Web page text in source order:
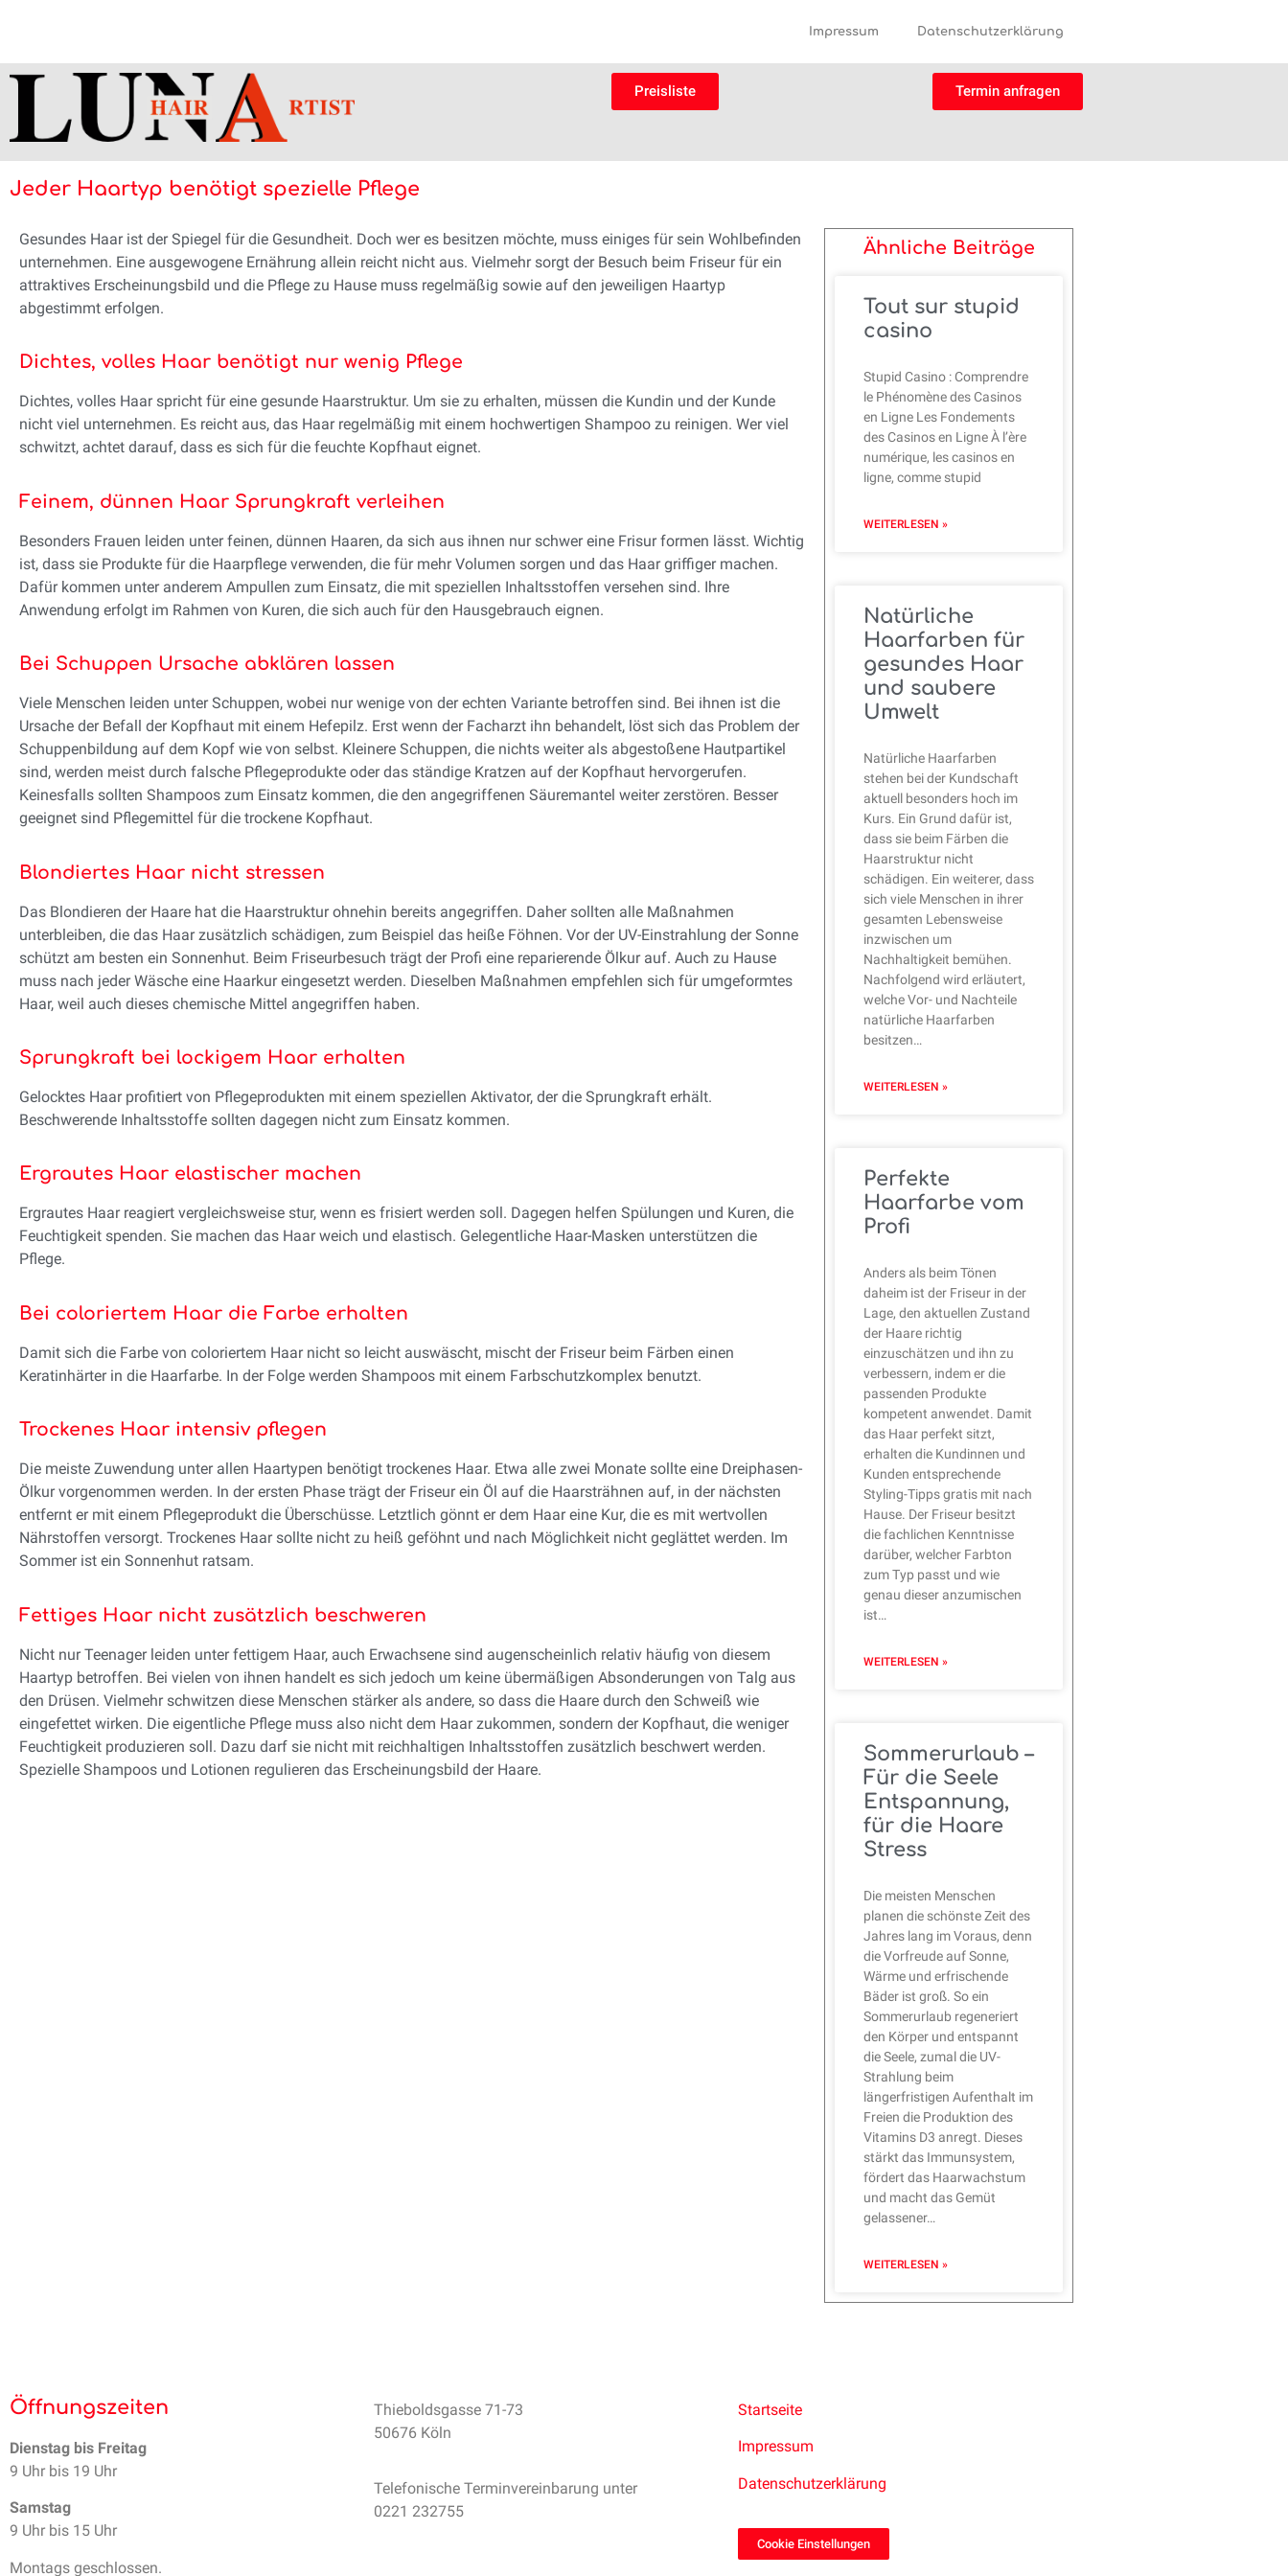
Impressum Datenschutzerklärung
Preisliste Termin anfragen
Jeder Haartyp benötigt spezielle Pflege
Gesundes Haar ist der Spiegel für die Gesundheit. Doch wer es besitzen möchte, muss einiges für sein Wohlbefinden
unternehmen. Eine ausgewogene Ernährung allein reicht nicht aus. Vielmehr sorgt der Besuch beim Friseur für ein
attraktives Erscheinungsbild und die Pflege zu Hause muss regelmäßig sowie auf den jeweiligen Haartyp
abgestimmt erfolgen.
Dichtes, volles Haar benötigt nur wenig Pflege
Dichtes, volles Haar spricht für eine gesunde Haarstruktur. Um sie zu erhalten, müssen die Kundin und der Kunde
nicht viel unternehmen. Es reicht aus, das Haar regelmäßig mit einem hochwertigen Shampoo zu reinigen. Wer viel
schwitzt, achtet darauf, dass es sich für die feuchte Kopfhaut eignet.
Feinem, dünnen Haar Sprungkraft verleihen
Besonders Frauen leiden unter feinen, dünnen Haaren, da sich aus ihnen nur schwer eine Frisur formen lässt. Wichtig
ist, dass sie Produkte für die Haarpflege verwenden, die für mehr Volumen sorgen und das Haar griffiger machen.
Dafür kommen unter anderem Ampullen zum Einsatz, die mit speziellen Inhaltsstoffen versehen sind. Ihre
Anwendung erfolgt im Rahmen von Kuren, die sich auch für den Hausgebrauch eignen.
Bei Schuppen Ursache abklären lassen
Viele Menschen leiden unter Schuppen, wobei nur wenige von der echten Variante betroffen sind. Bei ihnen ist die
Ursache der Befall der Kopfhaut mit einem Hefepilz. Erst wenn der Facharzt ihn behandelt, löst sich das Problem der
Schuppenbildung auf dem Kopf wie von selbst. Kleinere Schuppen, die nichts weiter als abgestoßene Hautpartikel
sind, werden meist durch falsche Pflegeprodukte oder das ständige Kratzen auf der Kopfhaut hervorgerufen.
Keinesfalls sollten Shampoos zum Einsatz kommen, die den angegriffenen Säuremantel weiter zerstören. Besser
geeignet sind Pflegemittel für die trockene Kopfhaut.
Blondiertes Haar nicht stressen
Das Blondieren der Haare hat die Haarstruktur ohnehin bereits angegriffen. Daher sollten alle Maßnahmen
unterbleiben, die das Haar zusätzlich schädigen, zum Beispiel das heiße Föhnen. Vor der UV-Einstrahlung der Sonne
schützt am besten ein Sonnenhut. Beim Friseurbesuch trägt der Profi eine reparierende Ölkur auf. Auch zu Hause
muss nach jeder Wäsche eine Haarkur eingesetzt werden. Dieselben Maßnahmen empfehlen sich für umgeformtes
Haar, weil auch dieses chemische Mittel angegriffen haben.
Sprungkraft bei lockigem Haar erhalten
Gelocktes Haar profitiert von Pflegeprodukten mit einem speziellen Aktivator, der die Sprungkraft erhält.
Beschwerende Inhaltsstoffe sollten dagegen nicht zum Einsatz kommen.
Ergrautes Haar elastischer machen
Ergrautes Haar reagiert vergleichsweise stur, wenn es frisiert werden soll. Dagegen helfen Spülungen und Kuren, die
Feuchtigkeit spenden. Sie machen das Haar weich und elastisch. Gelegentliche Haar-Masken unterstützen die
Pflege.
Bei coloriertem Haar die Farbe erhalten
Damit sich die Farbe von coloriertem Haar nicht so leicht auswäscht, mischt der Friseur beim Färben einen
Keratinhärter in die Haarfarbe. In der Folge werden Shampoos mit einem Farbschutzkomplex benutzt.
Trockenes Haar intensiv pflegen
Die meiste Zuwendung unter allen Haartypen benötigt trockenes Haar. Etwa alle zwei Monate sollte eine Dreiphasen-
Ölkur vorgenommen werden. In der ersten Phase trägt der Friseur ein Öl auf die Haarsträhnen auf, in der nächsten
entfernt er mit einem Pflegeprodukt die Überschüsse. Letztlich gönnt er dem Haar eine Kur, die es mit wertvollen
Nährstoffen versorgt. Trockenes Haar sollte nicht zu heiß geföhnt und nach Möglichkeit nicht geglättet werden. Im
Sommer ist ein Sonnenhut ratsam.
Fettiges Haar nicht zusätzlich beschweren
Nicht nur Teenager leiden unter fettigem Haar, auch Erwachsene sind augenscheinlich relativ häufig von diesem
Haartyp betroffen. Bei vielen von ihnen handelt es sich jedoch um keine übermäßigen Absonderungen von Talg aus
den Drüsen. Vielmehr schwitzen diese Menschen stärker als andere, so dass die Haare durch den Schweiß wie
eingefettet wirken. Die eigentliche Pflege muss also nicht dem Haar zukommen, sondern der Kopfhaut, die weniger
Feuchtigkeit produzieren soll. Dazu darf sie nicht mit reichhaltigen Inhaltsstoffen zusätzlich beschwert werden.
Spezielle Shampoos und Lotionen regulieren das Erscheinungsbild der Haare.
Ähnliche Beiträge
Tout sur stupid
casino
Stupid Casino : Comprendre
le Phénomène des Casinos
en Ligne Les Fondements
des Casinos en Ligne À l’ère
numérique, les casinos en
ligne, comme stupid
WEITERLESEN »
Natürliche
Haarfarben für
gesundes Haar
und saubere
Umwelt
Natürliche Haarfarben
stehen bei der Kundschaft
aktuell besonders hoch im
Kurs. Ein Grund dafür ist,
dass sie beim Färben die
Haarstruktur nicht
schädigen. Ein weiterer, dass
sich viele Menschen in ihrer
gesamten Lebensweise
inzwischen um
Nachhaltigkeit bemühen.
Nachfolgend wird erläutert,
welche Vor- und Nachteile
natürliche Haarfarben
besitzen…
WEITERLESEN »
Perfekte
Haarfarbe vom
Profi
Anders als beim Tönen
daheim ist der Friseur in der
Lage, den aktuellen Zustand
der Haare richtig
einzuschätzen und ihn zu
verbessern, indem er die
passenden Produkte
kompetent anwendet. Damit
das Haar perfekt sitzt,
erhalten die Kundinnen und
Kunden entsprechende
Styling-Tipps gratis mit nach
Hause. Der Friseur besitzt
die fachlichen Kenntnisse
darüber, welcher Farbton
zum Typ passt und wie
genau dieser anzumischen
ist…
WEITERLESEN »
Sommerurlaub –
Für die Seele
Entspannung,
für die Haare
Stress
Die meisten Menschen
planen die schönste Zeit des
Jahres lang im Voraus, denn
die Vorfreude auf Sonne,
Wärme und erfrischende
Bäder ist groß. So ein
Sommerurlaub regeneriert
den Körper und entspannt
die Seele, zumal die UV-
Strahlung beim
längerfristigen Aufenthalt im
Freien die Produktion des
Vitamins D3 anregt. Dieses
stärkt das Immunsystem,
fördert das Haarwachstum
und macht das Gemüt
gelassener…
WEITERLESEN »
Öffnungszeiten
Dienstag bis Freitag
9 Uhr bis 19 Uhr
Samstag
9 Uhr bis 15 Uhr
Montags geschlossen.
Thieboldsgasse 71-73
50676 Köln
Telefonische Terminvereinbarung unter
0221 232755
Startseite
Impressum
Datenschutzerklärung
Cookie Einstellungen